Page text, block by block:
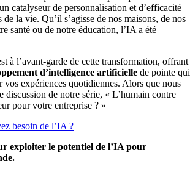
catalyseur de personnalisation et d’efficacité
de la vie. Qu’il s’agisse de nos maisons, de nos
santé ou de notre éducation, l’IA a été
à l’avant-garde de cette transformation, offrant
d’intelligence artificielle de pointe qui
vos expériences quotidiennes. Alors que nous
discussion de notre série, « L’humain contre
pour votre entreprise ? »
besoin de l’IA ?
exploiter le potentiel de l’IA pour